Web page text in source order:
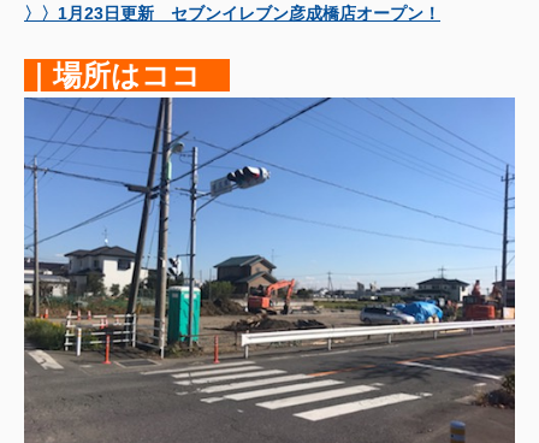
〉〉1月23日更新 セブンイレブン彦成橋店オープン！
｜場所はココ